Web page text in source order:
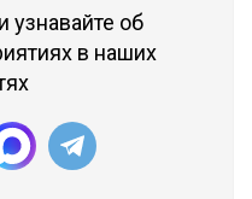
узнавайте об
в наших